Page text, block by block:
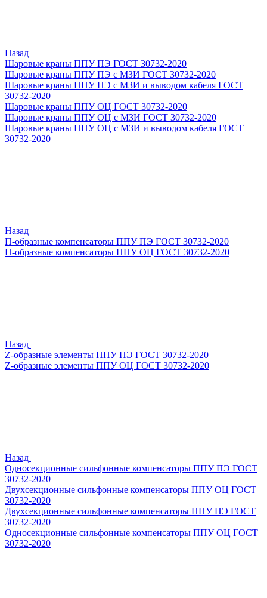
Назад
Шаровые краны ППУ ПЭ ГОСТ 30732-2020
Шаровые краны ППУ ПЭ с МЗИ ГОСТ 30732-2020
Шаровые краны ППУ ПЭ с МЗИ и выводом кабеля ГОСТ
30732-2020
Шаровые краны ППУ ОЦ ГОСТ 30732-2020
Шаровые краны ППУ ОЦ с МЗИ ГОСТ 30732-2020
Шаровые краны ППУ ОЦ с МЗИ и выводом кабеля ГОСТ
30732-2020
Назад
П-образные компенсаторы ППУ ПЭ ГОСТ 30732-2020
П-образные компенсаторы ППУ ОЦ ГОСТ 30732-2020
Назад
Z-образные элементы ППУ ПЭ ГОСТ 30732-2020
Z-образные элементы ППУ ОЦ ГОСТ 30732-2020
Назад
Односекционные сильфонные компенсаторы ППУ ПЭ ГОСТ
30732-2020
Двухсекционные сильфонные компенсаторы ППУ ОЦ ГОСТ
30732-2020
Двухсекционные сильфонные компенсаторы ППУ ПЭ ГОСТ
30732-2020
Односекционные сильфонные компенсаторы ППУ ОЦ ГОСТ
30732-2020